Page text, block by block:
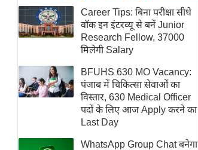
फिटनेस मंत्रा
रिलेशनशिप
राजनीति
विश्लेषण
समसामयिक
मातृभूमि
एम.
Career Tips: बिना परीक्षा सीधे
वॉक इन इंटरव्यू से बनें Junior
Research Fellow, 37000
मिलेगी Salary
BFUHS 630 MO Vacancy:
पंजाब में चिकित्सा सेवाओं का
विस्तार, 630 Medical Officer
पदों के लिए आज Apply करने का
Last Day
WhatsApp Group Chat बनेगा